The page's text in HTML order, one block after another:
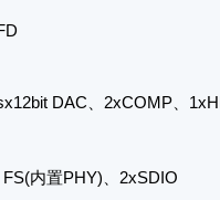
DAC、2xCOMP、
内置PHY)、2xSDIO